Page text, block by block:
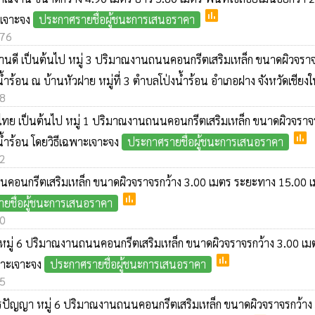
าะจง
ประกาศรายชื่อผู้ชนะการเสนอราคา poll
ดี เป็นต้นไป หมู่ 3 ปริมาณงานถนนคอนกรีตเสริมเหล็ก ขนาดผิวจรา
อน ณ บ้านหัวฝาย หมู่ที่ 3 ตำบลโป่งน้ำร้อน อำเภอฝาง จังหวัดเชียงใ
ย เป็นต้นไป หมู่ 1 ปริมาณงานถนนคอนกรีตเสริมเหล็ก ขนาดผิวจรา
อน โดยวิธีเฉพาะเจาะจง
ประกาศรายชื่อผู้ชนะการเสนอราคา poll
นกรีตเสริมเหล็ก ขนาดผิวจราจรกว้าง 3.00 เมตร ระยะทาง
ยชื่อผู้ชนะการเสนอราคา
poll
6 ปริมาณงานถนนคอนกรีตเสริมเหล็ก ขนาดผิวจราจรกว้าง 3.00
เจาะจง
ประกาศรายชื่อผู้ชนะการเสนอราคา poll
ญญา หมู่ 6 ปริมาณงานถนนคอนกรีตเสริมเหล็ก ขนาดผิวจราจรกว้า